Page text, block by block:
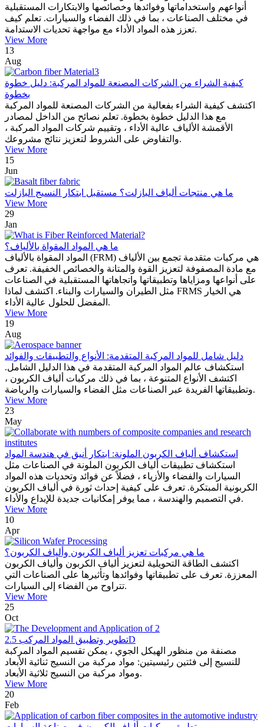
أنواعهم واستخداماتها وفوائدها وخصائصها والابتكارات المستقبلية
في مختلف الصناعات ، بما في ذلك الفضاء والسيارات. تعلم كيف
تعزز هذه المواد الأداء مع مواجهة تحديات الاستدامة.
View More
13
Aug
كيفية الشراء من الشركات المصنعة للمواد المركبة: دليل خطوة
بخطوة
اكتشف كيفية الشراء بفعالية من الشركات المصنعة للمواد المركبة
مع هذا الدليل خطوة بخطوة. تعلم نصائح من الداخل لمصادر
الأقمشة الألياف عالية الأداء ، وتقييم شركات المواد المركبة ،
والتفاوض على الشروط لتعزيز نتائج مشروعك.
View More
15
Jun
ما هي منتجات ألياف البازلت؟ مستقبل ابتكار النسيج البازلت
View More
29
Jan
ما هي المواد المقواة بالألياف؟
المواد المقواة بالألياف (FRM) هي مركبات متقدمة تجمع بين الألياف
مع مادة المصفوفة لتعزيز القوة والمتانة والخصائص الخفيفة. تعرف
على أنواعها ومزاياها وتطبيقاتها واتجاهاتها المستقبلية في الصناعات
مثل الطيران والسيارات والبناء. اكتشف لماذا FRMS هي الخيار
المفضل للحلول عالية الأداء.
View More
19
Aug
دليل شامل للمواد المركبة المتقدمة: الأنواع والتطبيقات والفوائد
استكشاف عالم المواد المركبة المتقدمة في هذا الدليل الشامل.
اكتشف الأنواع المتنوعة ، بما في ذلك مركبات ألياف الكربون ،
وتطبيقاتها الفريدة عبر الصناعات مثل الفضاء والسيارات والرياضة.
View More
23
May
استكشاف ألياف الكربون الملونة: ابتكار أنيق في هندسة المواد
استكشاف تطبيقات ألياف الكربون الملونة في الصناعات مثل
السيارات والفضاء والأزياء ، فضلاً عن فوائد وتحديات هذه المواد
الكربونية المبتكرة. تعرف على كيفية إحداث ثورة في ألياف الكربون
في التصميم والهندسة ، مما يوفر إمكانيات جديدة للإبداع والأداء.
View More
10
Apr
ما هي مركبات تعزيز ألياف الكربون وألياف الكربون؟
اكتشف الطاقة التحويلية لتعزيز ألياف الكربون وألياف الكربون
المعززة. تعرف على تطبيقاتها وفوائدها وتأثيرها على الصناعات التي
تتراوح من الفضاء إلى السيارات.
View More
25
Oct
تطوير وتطبيق المواد المركب 2.5D
مصنفة من منظور الهيكل الجوي ، يمكن تقسيم المواد المركبة
للنسيج إلى فئتين رئيسيتين: مواد مركبة من النسيج ثنائية الأبعاد
ومواد مركبة من النسيج ثلاثية الأبعاد.
View More
20
Feb